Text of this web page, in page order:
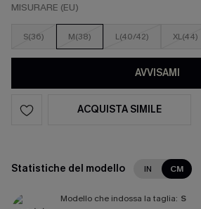
MISURARE (EU)
S(36) M(38) L(40/42) XL(44)
AVVISAMI
ACQUISTA SIMILE
Statistiche del modello IN CM
Modello che indossa la taglia: S